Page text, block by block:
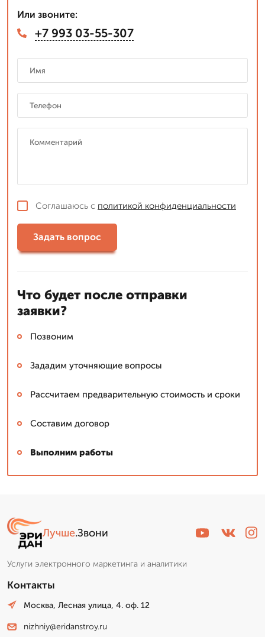
Или звоните:
+7 993 03-55-307
Соглашаюсь с политикой конфиденциальности
Задать вопрос
Что будет после отправки
заявки?
Позвоним
Зададим уточняющие вопросы
Рассчитаем предварительную стоимость и сроки
Составим договор
Выполним работы
Лучше.Звони
Услуги электронного маркетинга и аналитики
Контакты
Москва, Лесная улица, 4. оф. 12
nizhniy@eridanstroy.ru